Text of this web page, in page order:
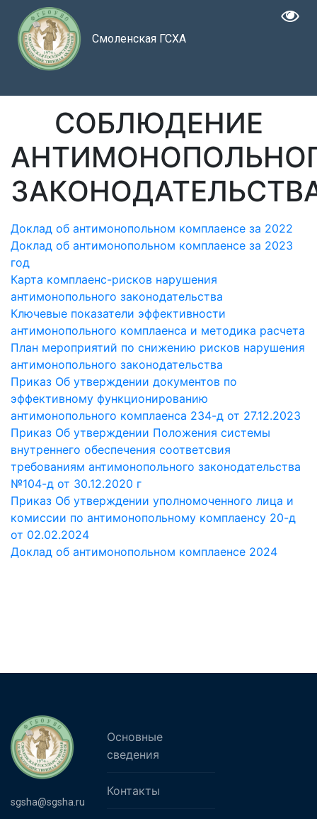
Смоленская ГСХА
СОБЛЮДЕНИЕ
Доклад об антимонопольном комплаенсе за 2022
Доклад об антимонопольном комплаенсе за 2023
год
Карта комплаенс-рисков нарушения
антимонопольного законодательства
Ключевые показатели эффективности
антимонопольного комплаенса и методика расчета
План мероприятий по снижению рисков нарушения
антимонопольного законодательства
Приказ Об утверждении документов по
эффективному функционированию
антимонопольного комплаенса 234-д от 27.12.2023
Приказ Об утверждении Положения системы
внутреннего обеспечения соответсвия
требованиям антимонопольного законодательства
№104-д от 30.12.2020 г
Приказ Об утверждении уполномоченного лица и
комиссии по антимонопольному комплаенсу 20-д
от 02.02.2024
Доклад об антимонопольном комплаенсе 2024
sgsha@sgsha.ru
Основные
сведения
Контакты